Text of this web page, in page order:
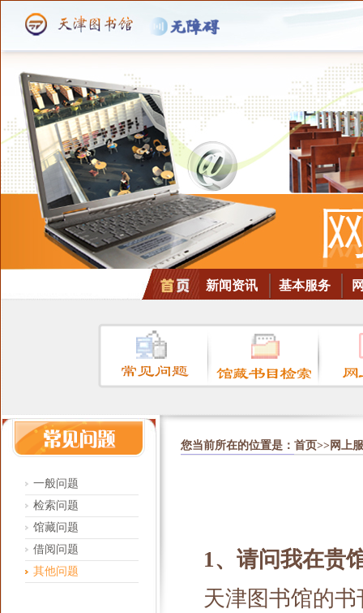
新闻资讯 基本服务
一般问题
检索问题
馆藏问题
借阅问题
其他问题
您当前所在的位置是： 首页>>网上
1、请问我在贵
天津图书馆的